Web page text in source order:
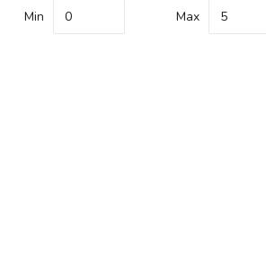
Min Max